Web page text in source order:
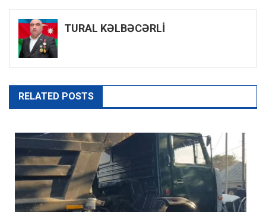
naviqasiyası
TURAL KƏLBƏCƏRLİ
RELATED POSTS